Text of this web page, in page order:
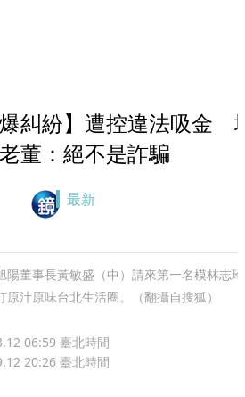
爆糾紛】遭控違法吸金
董：絕不是詐騙
最新
董事長黃敏盛（中）請來第一名模林志玲
原汁原味台北生活圈。（翻攝自搜狐）
06:59 臺北時間
20:26 臺北時間